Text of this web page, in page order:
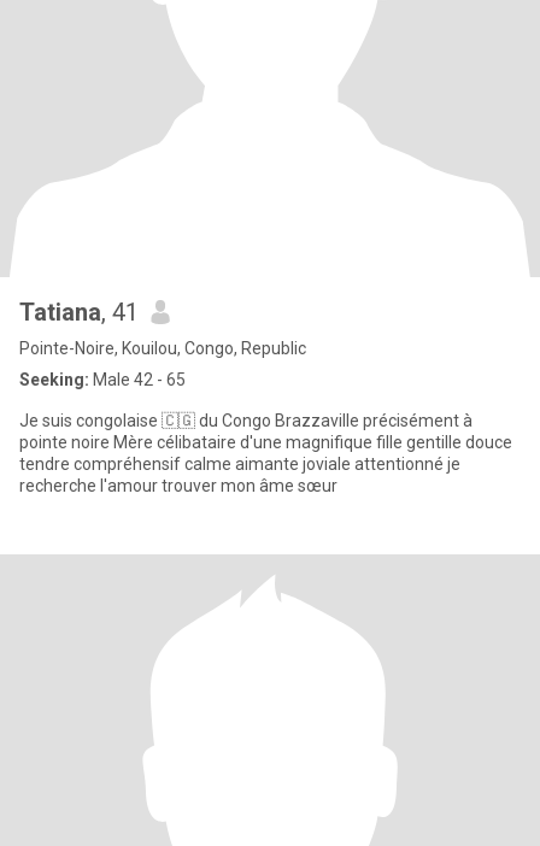
Tatiana, 41
Pointe-Noire, Kouilou, Congo, Republic
Seeking: Male 42 - 65
Je suis congolaise 🇨🇬 du Congo Brazzaville précisément à
pointe noire Mère célibataire d'une magnifique fille gentille douce
tendre compréhensif calme aimante joviale attentionné je
recherche l'amour trouver mon âme sœur